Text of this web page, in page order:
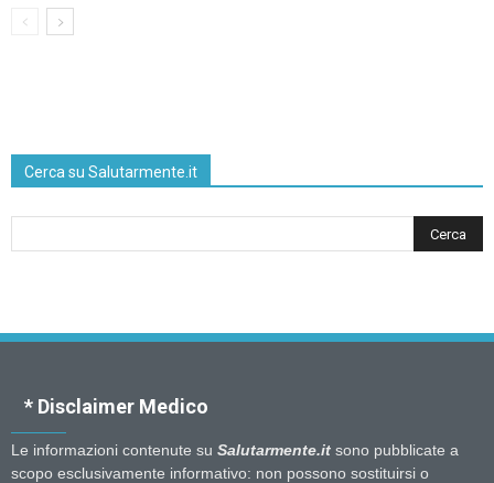
Cerca su Salutarmente.it
* Disclaimer Medico
Le informazioni contenute su Salutarmente.it sono pubblicate a
scopo esclusivamente informativo: non possono sostituirsi o